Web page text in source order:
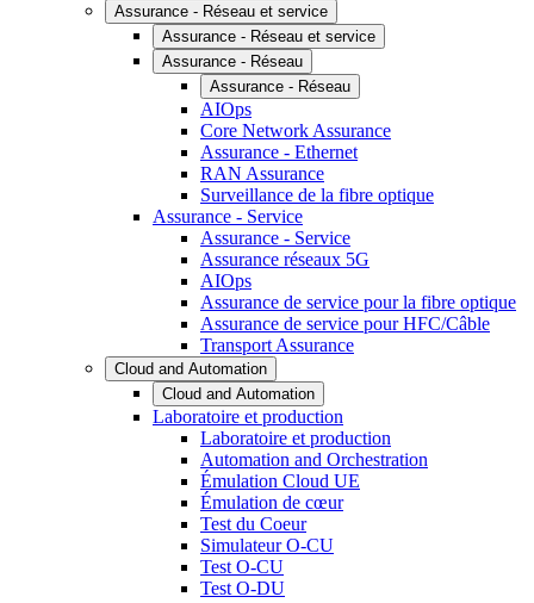
Assurance - Réseau et service
Assurance - Réseau et service
Assurance - Réseau
Assurance - Réseau
AIOps
Core Network Assurance
Assurance - Ethernet
RAN Assurance
Surveillance de la fibre optique
Assurance - Service
Assurance - Service
Assurance réseaux 5G
AIOps
Assurance de service pour la fibre optique
Assurance de service pour HFC/Câble
Transport Assurance
Cloud and Automation
Cloud and Automation
Laboratoire et production
Laboratoire et production
Automation and Orchestration
Émulation Cloud UE
Émulation de cœur
Test du Coeur
Simulateur O-CU
Test O-CU
Test O-DU